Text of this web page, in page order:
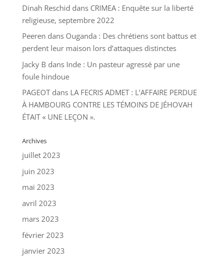
Dinah Reschid dans CRIMEA : Enquête sur la liberté
religieuse, septembre 2022
Peeren dans Ouganda : Des chrétiens sont battus et
perdent leur maison lors d’attaques distinctes
Jacky B dans Inde : Un pasteur agressé par une
foule hindoue
PAGEOTdans LA FECRIS ADMET : L’AFFAIRE PERDUE
À HAMBOURG CONTRE LES TÉMOINS DE JÉHOVAH
ÉTAIT « UNE LEÇON ».
Archives
juillet 2023
juin 2023
mai 2023
avril 2023
mars 2023
février 2023
janvier 2023